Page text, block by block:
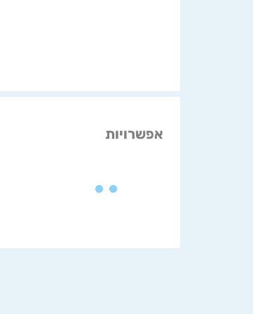
אפשרויות